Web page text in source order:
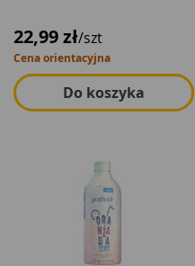
22,99 zł/szt
Cena orientacyjna
Do koszyka